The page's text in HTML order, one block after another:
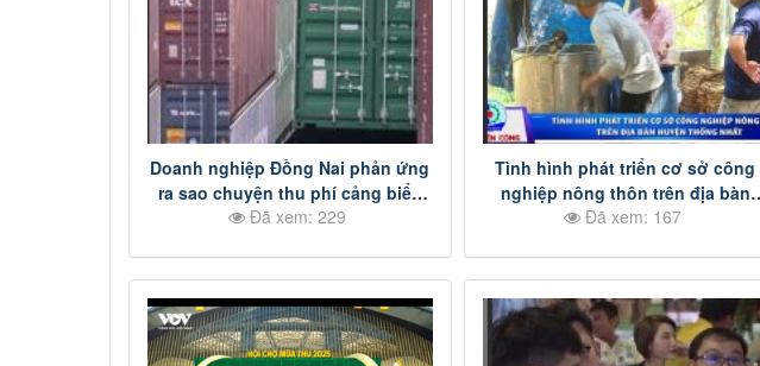
Doanh nghiệp Đồng Nai phản ứng
ra sao chuyện thu phí cảng biển
tại thành phố Hồ Chí Minh? p2
Đã xem: 229
Tình hình phát triển cơ sở công
nghiệp nông thôn trên địa bàn
huyện Thống Nhất p1
Đã xem: 167